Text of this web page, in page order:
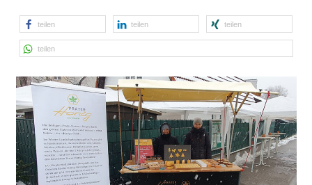
teilen teilen teilen
teilen